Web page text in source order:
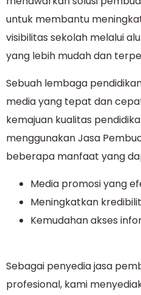
untuk membantu
visibilitas sekolah melalui
yang lebih mudah dan
Sebuah lembaga
media yang tepat dan
kemajuan kualitas
menggunakan Jasa
beberapa manfaat yang
Media promosi yang
Meningkatkan
Kemudahan akses
Sebagai penyedia jasa
profesional, kami